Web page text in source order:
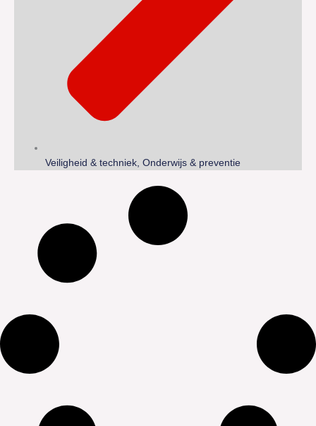
Veiligheid & techniek, Onderwijs & preventie